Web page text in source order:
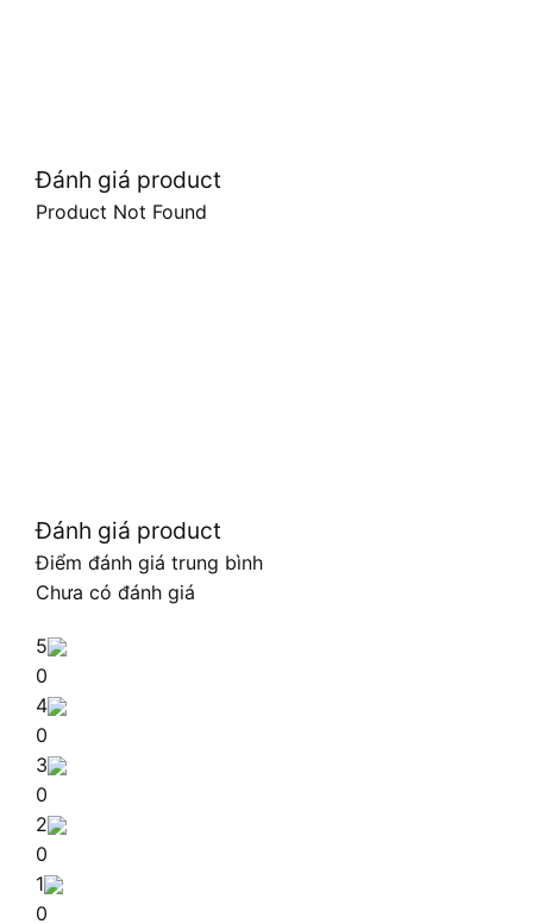
Đánh giá product
Product Not Found
Đánh giá product
Điểm đánh giá trung bình
Chưa có đánh giá
5
0
4
0
3
0
2
0
1
0